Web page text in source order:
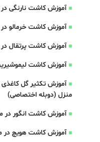
آموزش کاشت نارنگی
آموزش کاشت خرمالو
آموزش کاشت پرتقال
آموزش کاشت
آموزش تکثیر گل
منزل (دوبله اختصاصی)
آموزش کاشت انگور در
آموزش کاشت هویچ در